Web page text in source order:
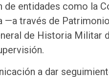
entidades como la
través de
de Historia Militar
a dar